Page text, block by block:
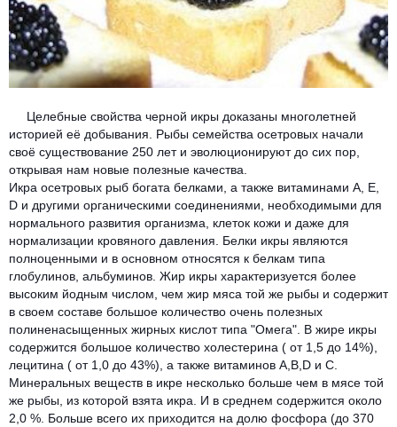
Целебные свойства черной икры доказаны многолетней
историей её добывания. Рыбы семейства осетровых начали
своё существование 250 лет и эволюционируют до сих пор,
открывая нам новые полезные качества.
Икра осетровых рыб богата белками, а также витаминами А, Е,
D и другими органическими соединениями, необходимыми для
нормального развития организма, клеток кожи и даже для
нормализации кровяного давления. Белки икры являются
полноценными и в основном относятся к белкам типа
глобулинов, альбуминов. Жир икры характеризуется более
высоким йодным числом, чем жир мяса той же рыбы и содержит
в своем составе большое количество очень полезных
полиненасыщенных жирных кислот типа "Омега". В жире икры
содержится большое количество холестерина ( от 1,5 до 14%),
лецитина ( от 1,0 до 43%), а также витаминов A,B,D и С.
Минеральных веществ в икре несколько больше чем в мясе той
же рыбы, из которой взята икра. И в среднем содержится около
2,0 %. Больше всего их приходится на долю фосфора (до 370